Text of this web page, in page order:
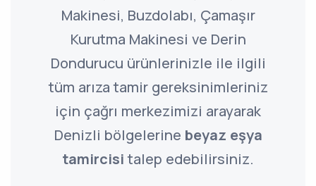
Makinesi, Buzdolabı, Çamaşır
Kurutma Makinesi ve Derin
Dondurucu ürünlerinizle ile ilgili
tüm arıza tamir gereksinimleriniz
için çağrı merkezimizi arayarak
Denizli bölgelerine beyaz eşya
tamircisitalep edebilirsiniz.